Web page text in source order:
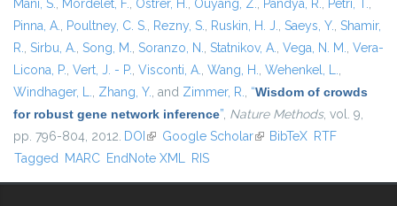
Mani, S., Mordelet, F., Ostrer, H., Ouyang, Z., Pandya, R., Petri, T.,
Pinna, A., Poultney, C. S., Rezny, S., Ruskin, H. J., Saeys, Y., Shamir,
R., Sirbu, A., Song, M., Soranzo, N., Statnikov, A., Vega, N. M., Vera-
Licona, P., Vert, J. - P., Visconti, A., Wang, H., Wehenkel, L.,
Windhager, L., Zhang, Y., and Zimmer, R., “Wisdom of crowds
for robust gene network inference”, Nature Methods, vol. 9,
pp. 796-804, 2012. DOI (link is external)
Google Scholar(link is external)
BibTeX RTF
Tagged MARC EndNote XML RIS